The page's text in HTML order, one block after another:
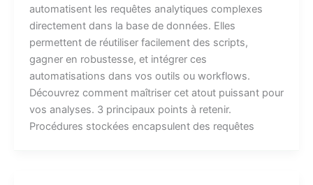
automatisent les requêtes analytiques complexes
directement dans la base de données. Elles
permettent de réutiliser facilement des scripts,
gagner en robustesse, et intégrer ces
automatisations dans vos outils ou workflows.
Découvrez comment maîtriser cet atout puissant pour
vos analyses. 3 principaux points à retenir.
Procédures stockées encapsulent des requêtes